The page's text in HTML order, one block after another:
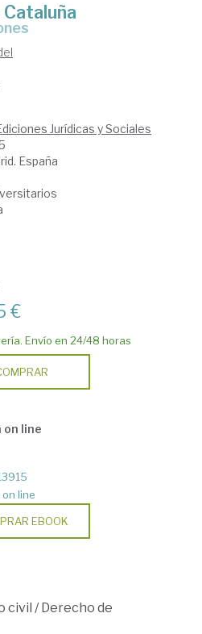
Jurídicas y Sociales
España
€
Envío en 24/48 horas
on line
line
EBOOK
civil /Derecho de